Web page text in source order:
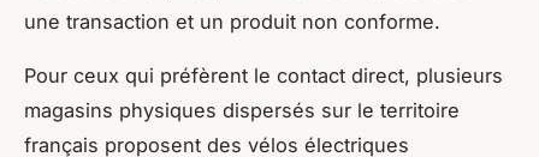
une transaction et un produit non conforme.
Pour ceux qui préfèrent le contact direct, plusieurs
magasins physiques dispersés sur le territoire
français proposent des vélos électriques